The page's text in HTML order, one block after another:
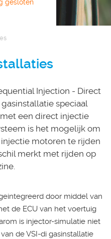
gesloten
Injection - Direct
speciaal
een direct injectie
is het mogelijk om
motoren te rijden
merkt met rijden op
door middel van
de ECU van het voertuig
is injector-simulatie niet
de VSI-di gasinstallatie